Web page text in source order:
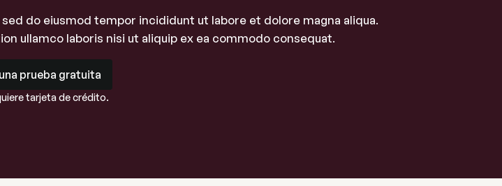
do eiusmod tempor incididunt ut labore et dolore magna aliqua.
ullamco laboris nisi ut aliquip ex ea commodo consequat.
prueba gratuita
tarjeta de crédito.